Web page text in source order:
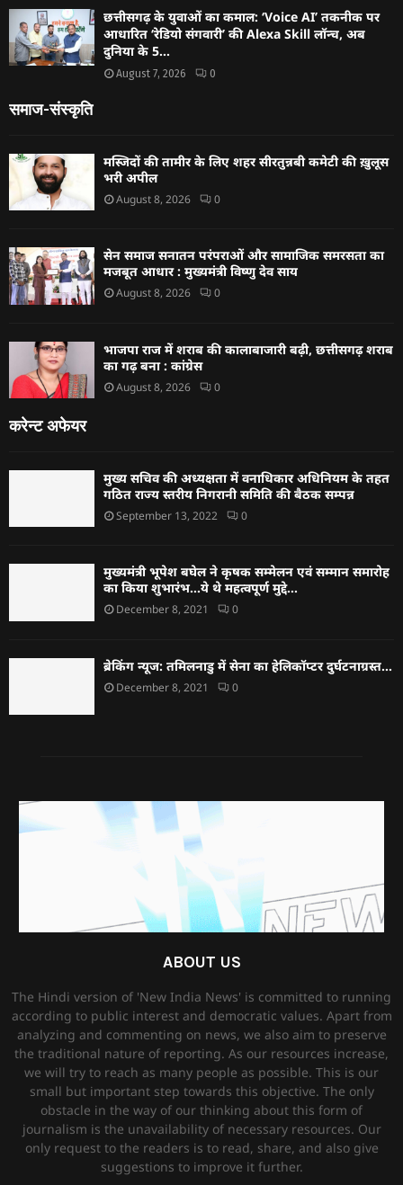
छत्तीसगढ़ के युवाओं का कमाल: ‘Voice AI’ तकनीक पर
आधारित ‘रेडियो संगवारी’ की Alexa Skill लॉन्च, अब
दुनिया के 5...
August 7, 2026 0
समाज-संस्कृति
मस्जिदों की तामीर के लिए शहर सीरतुन्नबी कमेटी की ख़ुलूस
भरी अपील
August 8, 2026 0
सेन समाज सनातन परंपराओं और सामाजिक समरसता का
मजबूत आधार : मुख्यमंत्री विष्णु देव साय
August 8, 2026 0
भाजपा राज में शराब की कालाबाजारी बढ़ी, छत्तीसगढ़ शराब
का गढ़ बना : कांग्रेस
August 8, 2026 0
करेन्ट अफेयर
मुख्य सचिव की अध्यक्षता में वनाधिकार अधिनियम के तहत
गठित राज्य स्तरीय निगरानी समिति की बैठक सम्पन्न
September 13, 2022 0
मुख्यमंत्री भूपेश बघेल ने कृषक सम्मेलन एवं सम्मान समारोह
का किया शुभारंभ…ये थे महत्वपूर्ण मुद्दे…
December 8, 2021 0
ब्रेकिंग न्यूज: तमिलनाडु में सेना का हेलिकॉप्टर दुर्घटनाग्रस्त…
December 8, 2021 0
ABOUT US
The Hindi version of 'New India News' is committed to running
according to public interest and democratic values. Apart from
analyzing and commenting on news, we also aim to preserve
the traditional nature of reporting. As our resources increase,
we will try to reach as many people as possible. This is our
small but important step towards this objective. The only
obstacle in the way of our thinking about this form of
journalism is the unavailability of necessary resources. Our
only request to the readers is to read, share, and also give
suggestions to improve it further.